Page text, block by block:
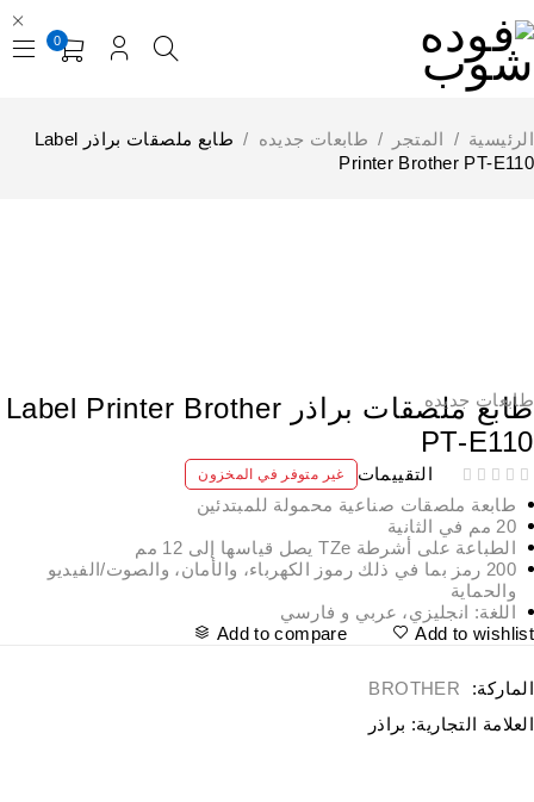
0
المتجر طابعات جديده
طابع ملصقات براذر Label
Printer Brother PT-
جديده
طابع ملصقات براذر Label Printer Brother
PT-
التقييمات غير متوفر في المخزون
طابعة ملصقات صناعية محمولة للمبتدئين
20 مم في الثانية
الطباعة على أشرطة TZe يصل قياسها إلى 12 مم
200 رمز بما في ذلك رموز الكهرباء، والأمان، والصوت/الفيديو
والحماية
اللغة: انجليزي، عربي و فارسي
Add to
Add to compare
BROTHER
التجارية: براذر